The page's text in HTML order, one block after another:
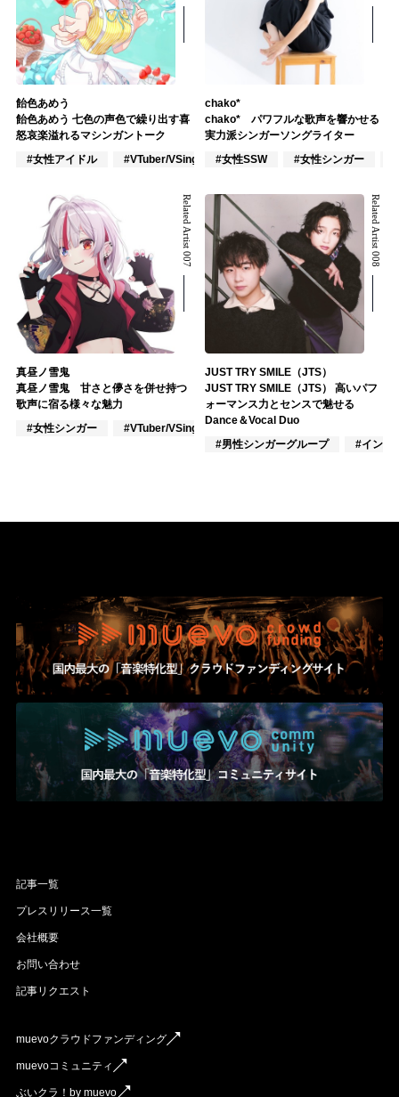
飴色あめう
飴色あめう 七色の声色で繰り出す喜
怒哀楽溢れるマシンガントーク
#女性アイドル
#VTuber/VSinger #アニメ/ゲーム
chako*
chako* パワフルな歌声を響かせる
実力派シンガーソングライター
#女性SSW
#女性シンガー
Related Artist 007
真昼ノ雪鬼
真昼ノ雪鬼 甘さと儚さを併せ持つ
歌声に宿る様々な魅力
#女性シンガー
#VTuber/VSinger
Related Artist 008
JUST TRY SMILE（JTS）
JUST TRY SMILE（JTS） 高いパフ
ォーマンス力とセンスで魅せる
Dance＆Vocal Duo
#男性シンガーグループ
#インデ
記事一覧
プレスリリース一覧
会社概要
お問い合わせ
記事リクエスト
muevoクラウドファンディング
muevoコミュニティ
ぶいクラ！by muevo